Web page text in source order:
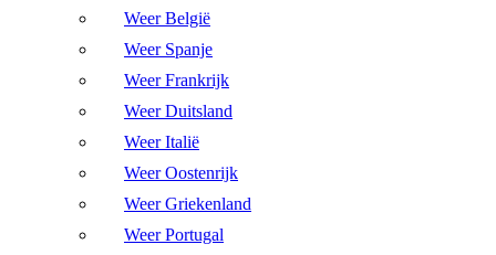
Weer België
Weer Spanje
Weer Frankrijk
Weer Duitsland
Weer Italië
Weer Oostenrijk
Weer Griekenland
Weer Portugal